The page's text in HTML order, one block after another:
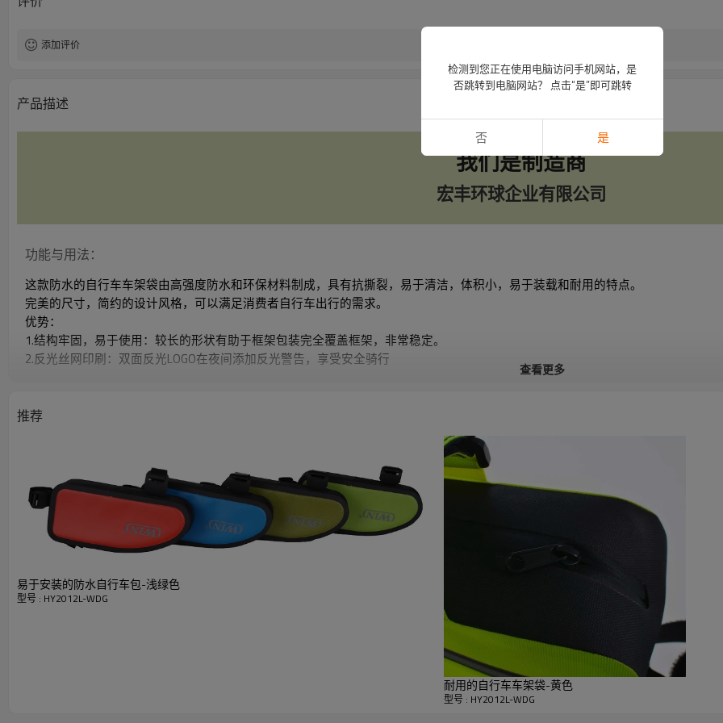
添加评价
产品描述
我们是制造商
宏丰环球企业有限公司
功能与用法：
这款防水的自行车车架袋由高强度防水和环保材料制成，具有抗撕裂，易于清洁，体积小，易于装载和耐用的特点。
完美的尺寸，简约的设计风格，可以满足消费者自行车出行的需求。
优势：
1.结构牢固，易于使用：较长的形状有助于框架包装完全覆盖框架，非常稳定。
2.反光丝网印刷：双面反光LOGO在夜间添加反光警告，享受安全骑行
5.小插入功能：为小物件增加额外的存储空间
快速详细资料
HY2012L-WDG
RPET 600D PVC Free
定制颜色或设计
46 * 7 * 12厘米
查看更多
推荐
易于安装的防水自行车包-浅绿色
型号 : HY2012L-WDG
耐用的自行车车架袋-黄色
型号 : HY2012L-WDG
检测到您正在使用电脑访问手机网站，是
否跳转到电脑网站？ 点击“是”即可跳转
否 是